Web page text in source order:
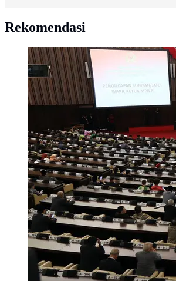
Rekomendasi